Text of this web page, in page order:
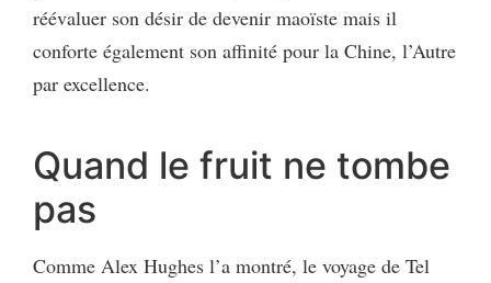
réévaluer son désir de devenir maoïste mais il
conforte également son affinité pour la Chine, l’Autre
par excellence.
Quand le fruit ne tombe
pas
Comme Alex Hughes l’a montré, le voyage de Tel